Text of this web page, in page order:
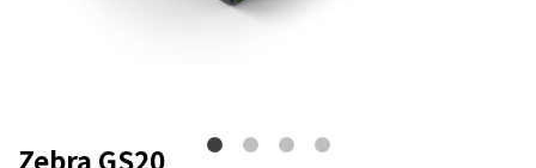
Zebra GS20